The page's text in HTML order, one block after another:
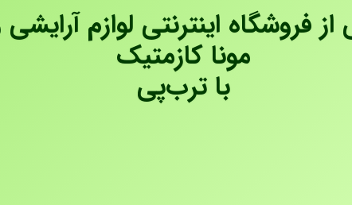
فروشگاه اینترنتی لوازم
مونا کازمتیک
با ترب‌پی